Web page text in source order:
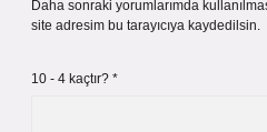
Daha sonraki yorumlarımda
site adresim bu tarayıcıya kaydedilsin.
10 - 4 kaçtır? *